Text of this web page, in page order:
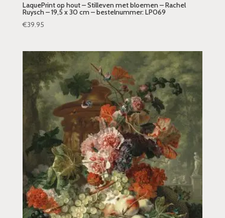
LaquePrint op hout – Stilleven met bloemen – Rachel
Ruysch – 19,5 x 30 cm – bestelnummer: LP069
€39.95